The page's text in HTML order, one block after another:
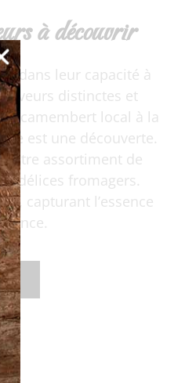
à découvrir
dans leur capacité à
distinctes et
camembert local à la
est une découverte.
notre assortiment de
délices fromagers.
capturant l’essence